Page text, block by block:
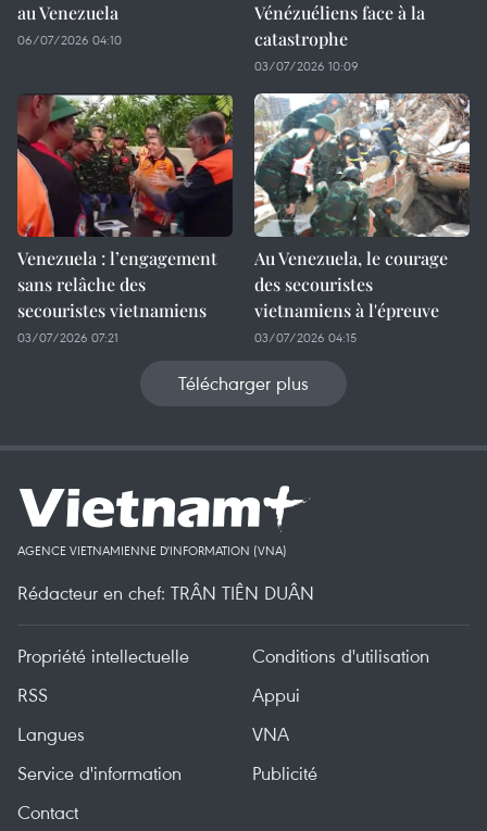
au Venezuela
06/07/2026 04:10
Vénézuéliens face à la
catastrophe
03/07/2026 10:09
Venezuela : l’engagement
sans relâche des
secouristes vietnamiens
03/07/2026 07:21
Au Venezuela, le courage
des secouristes
vietnamiens à l'épreuve
03/07/2026 04:15
Télécharger plus
AGENCE VIETNAMIENNE D'INFORMATION (VNA)
Rédacteur en chef: TRÂN TIÊN DUÂN
Propriété intellectuelle
Conditions d'utilisation
RSS
Appui
Langues
VNA
Service d'information
Publicité
Contact